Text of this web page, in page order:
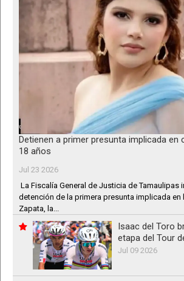
Detienen a primer presunta implicada en
18 años
Jul 23 2026
La Fiscalía General de Justicia de Tamaulipas
detención de la primera presunta implicada en
Zapata, la...
Isaac del Toro
etapa del Tour
Jul 09 2026